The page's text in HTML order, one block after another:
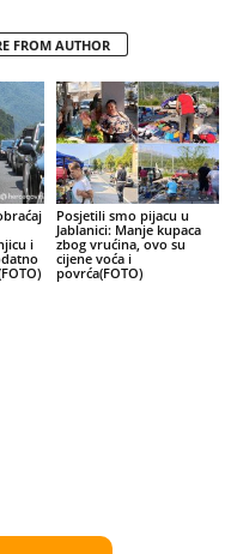
FROM AUTHOR
i
Posjetili smo pijacu u
Jablanici: Manje kupaca
zbog vrućina, ovo su
cijene voća i
povrća(FOTO)